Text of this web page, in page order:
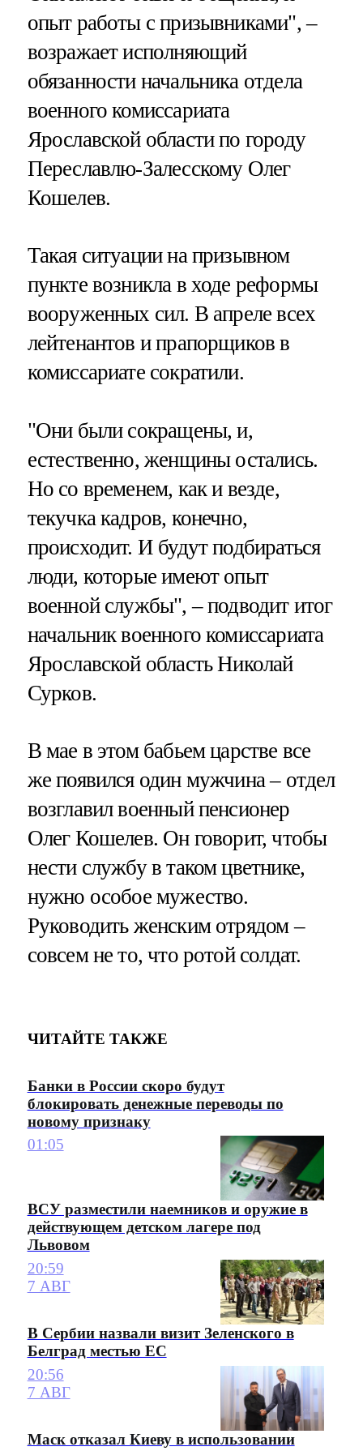
опыт работы с призывниками", –
возражает исполняющий
обязанности начальника отдела
военного комиссариата
Ярославской области по городу
Переславлю-Залесскому Олег
Кошелев.
Такая ситуации на призывном
пункте возникла в ходе реформы
вооруженных сил. В апреле всех
лейтенантов и прапорщиков в
комиссариате сократили.
"Они были сокращены, и,
естественно, женщины остались.
Но со временем, как и везде,
текучка кадров, конечно,
происходит. И будут подбираться
люди, которые имеют опыт
военной службы", – подводит итог
начальник военного комиссариата
Ярославской область Николай
Сурков.
В мае в этом бабьем царстве все
же появился один мужчина – отдел
возглавил военный пенсионер
Олег Кошелев. Он говорит, чтобы
нести службу в таком цветнике,
нужно особое мужество.
Руководить женским отрядом –
совсем не то, что ротой солдат.
ЧИТАЙТЕ ТАКЖЕ
Банки в России скоро будут
блокировать денежные переводы по
новому признаку
01:05
ВСУ разместили наемников и оружие в
действующем детском лагере под
Львовом
20:59
7 АВГ
В Сербии назвали визит Зеленского в
Белград местью ЕС
20:56
7 АВГ
Маск отказал Киеву в использовании